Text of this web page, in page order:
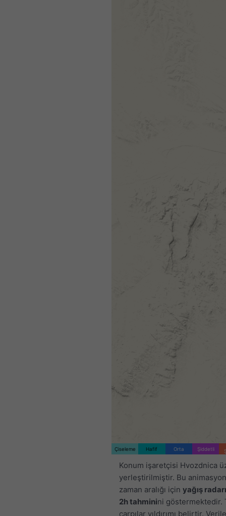
Çiseleme Hafif Orta Şiddetli
Konum işaretçisi Hvozdnica
yerleştirilmiştir. Bu
zaman aralığı için yağış radarı
2h tahminini göstermektedir.
çarpılar yıldırımı belirtir.